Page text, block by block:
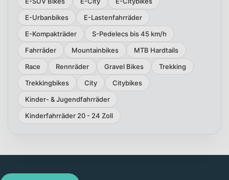
E-Urbanbikes
E-Lastenfahrräder
E-Kompakträder
S-Pedelecs bis 45 km/h
Fahrräder
Mountainbikes
MTB Hardtails
Race
Rennräder Gravel Bikes
Trekking
Trekkingbikes
City
Citybikes
Kinder- & Jugendfahrräder
Kinderfahrräder 20 - 24 Zoll